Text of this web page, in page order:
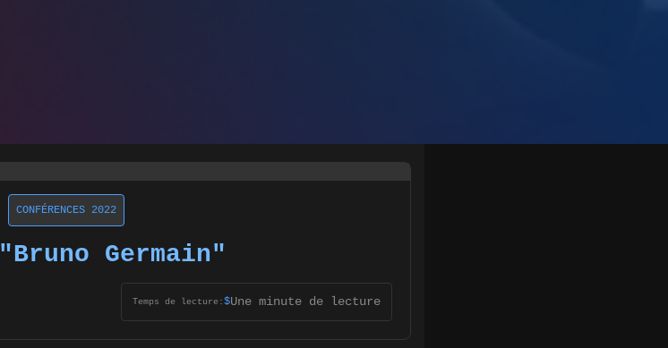
CONFÉRENCES 2022
"Bruno Germain"
Temps de lecture:$Une minute de lecture